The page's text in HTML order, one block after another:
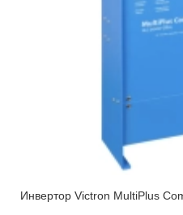
Инвертор Victron MultiPlus